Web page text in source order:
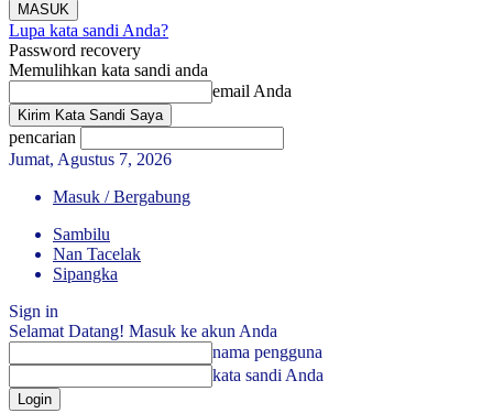
Lupa kata sandi Anda?
Password recovery
Memulihkan kata sandi anda
email Anda
pencarian
Jumat, Agustus 7, 2026
Masuk / Bergabung
Sambilu
Nan Tacelak
Sipangka
Sign in
Selamat Datang! Masuk ke akun Anda
nama pengguna
kata sandi Anda